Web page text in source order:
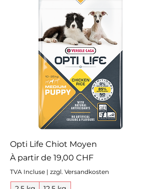
Opti Life Chiot Moyen
À partir de 19,00 CHF
Prix promotionnel
TVA Incluse | zzgl. Versandkosten